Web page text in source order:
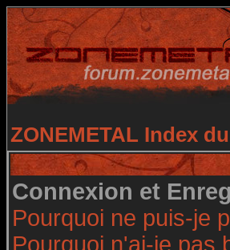
ZONEMETAL Index
Connexion et
Pourquoi ne puis-je
Pourquoi n'ai-je pas